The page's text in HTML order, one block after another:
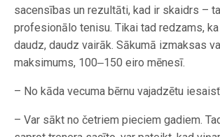
sacensības un rezultāti, kad ir skaidrs –
profesionālo tenisu. Tikai tad redzams,
daudz, daudz vairāk. Sākumā izmaksas
maksimums, 100‒150 eiro mēnesī.
– No kāda vecuma bērnu vajadzētu
– Var sākt no četriem pieciem gadiem.